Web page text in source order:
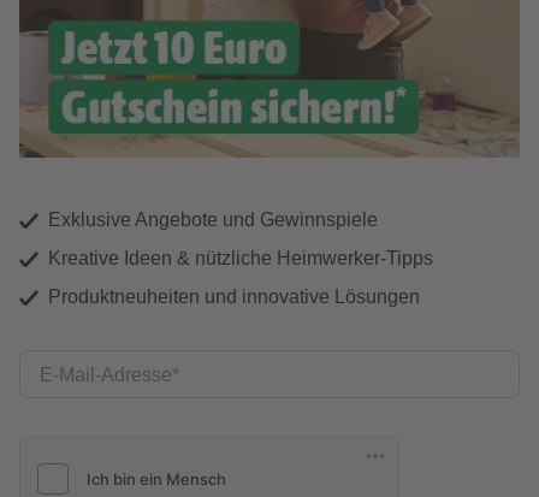
Exklusive Angebote und Gewinnspiele
Kreative Ideen & nützliche Heimwerker-Tipps
Produktneuheiten und innovative Lösungen
E-Mail-Adresse